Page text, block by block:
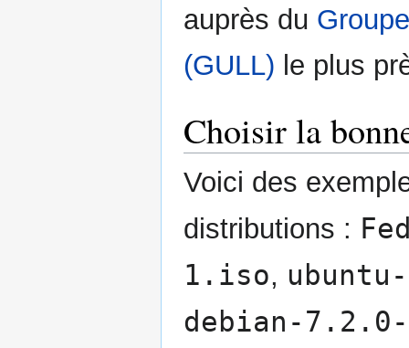
auprès du
(GULL) le plus
Choisir la
Voici des
distributions :
1.iso,
debian-